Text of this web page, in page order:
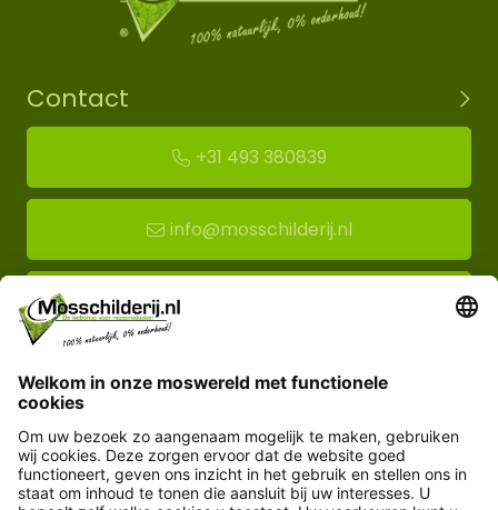
Contact
+31 493 380839
info@mosschilderij.nl
Route naar mos-showroom
Florapark 14
Klantenservice